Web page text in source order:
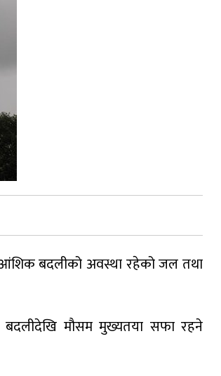
बदलीको अवस्था रहेको जल तथा
बदलीदेखि मौसम मुख्यतया सफा रहने